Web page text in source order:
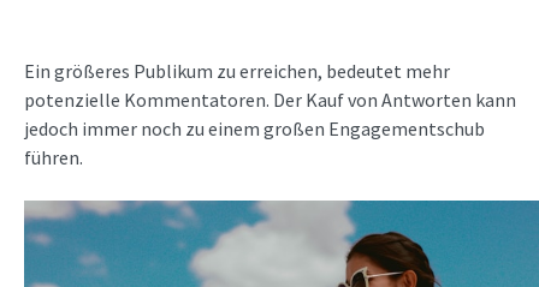
Ein größeres Publikum zu erreichen, bedeutet mehr
potenzielle Kommentatoren. Der Kauf von Antworten kann
jedoch immer noch zu einem großen Engagementschub
führen.